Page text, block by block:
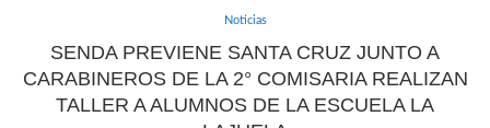
Noticias
SENDA PREVIENE SANTA CRUZ JUNTO A
CARABINEROS DE LA 2° COMISARIA REALIZAN
TALLER A ALUMNOS DE LA ESCUELA LA